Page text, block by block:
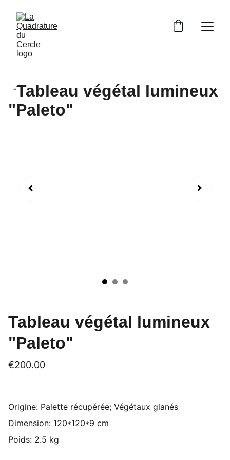
Tableau végétal lumineux
"Paleto"
€200.00
Origine: Palette récupérée; Végétaux glanés
Dimension: 120*120*9 cm
Poids: 2.5 kg